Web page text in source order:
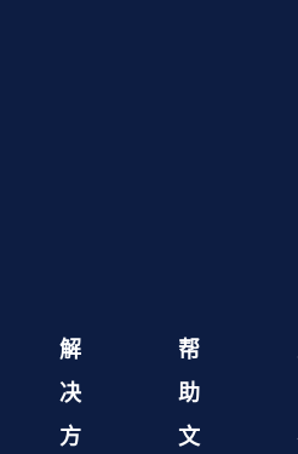
解
决
方
帮
助
文